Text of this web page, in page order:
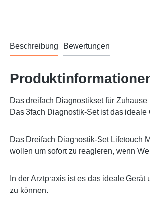
Beschreibung Bewertungen
Das dreifach Diagnostikset für Zuhause
Das 3fach Diagnostik-Set ist das
Das Dreifach Diagnostik-Set Lifetouch
wollen um sofort zu reagieren, wenn
In der Arztpraxis ist es das ideale
zu können.